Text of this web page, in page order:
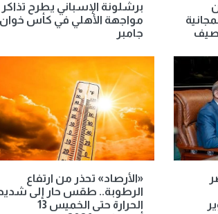
برشلونة الإسباني يطرح تذاكر
مواجهة الأهلي في كأس
جامبر
«الأرصاد» تحذر من ارتفاع
الرطوبة.. طقس حار إلى
الحرارة حتى الخميس 13